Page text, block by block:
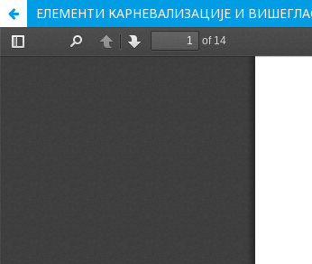
ЕЛЕМЕНТИ КАРНЕВАЛИЗАЦИЈЕ И